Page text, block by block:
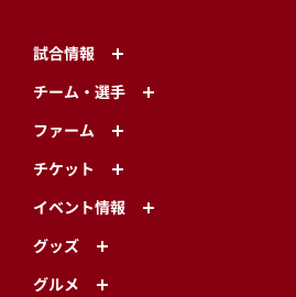
試合情報
チーム・選手
ファーム
チケット
イベント情報
グッズ
グルメ